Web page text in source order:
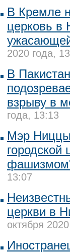
В Кремле
церковь в
2020 года,
В
взрыву в
года, 13:13
Мэр
городской
13:07
церкви в
октября